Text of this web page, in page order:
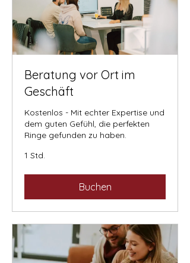
Beratung vor Ort im
Geschäft
Kostenlos - Mit echter Expertise und
dem guten Gefühl, die perfekten
Ringe gefunden zu haben.
1 Std.
Buchen